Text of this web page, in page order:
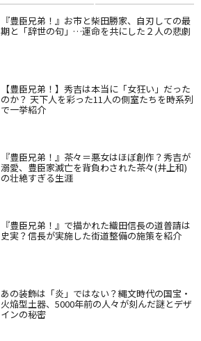
『豊臣兄弟！』お市と柴田勝家、自刃しての最
期と「辞世の句」…運命を共にした２人の悲劇
【豊臣兄弟！】秀吉は本当に「女狂い」だった
のか？ 天下人を彩った11人の側室たちを時系列
で一挙紹介
『豊臣兄弟！』茶々＝悪女はほぼ創作？秀吉が
溺愛、豊臣家滅亡を背負わされた茶々(井上和)
の壮絶すぎる生涯
『豊臣兄弟！』で描かれた織田信長の道普請は
史実？信長が実施した街道整備の施策を紹介
あの装飾は「炎」ではない？縄文時代の国宝・
火焔型土器、5000年前の人々が刻んだ謎とデザ
インの秘密